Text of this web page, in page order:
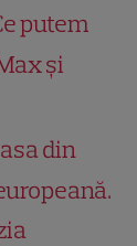
putem
și
din